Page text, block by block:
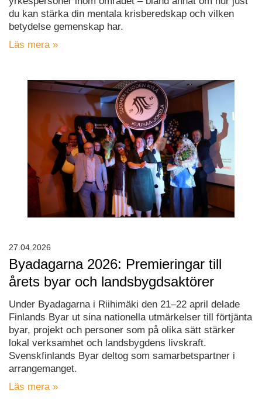
du kan stärka din mentala krisberedskap och vilken
betydelse gemenskap har.
Läs mera »
Byadagarna 2026: Premieringar till
årets byar och landsbygdsaktörer
Under Byadagarna i Riihimäki den 21–22 april delade
Finlands Byar ut sina nationella utmärkelser till förtjänta
byar, projekt och personer som på olika sätt stärker
lokal verksamhet och landsbygdens livskraft.
Svenskfinlands Byar deltog som samarbetspartner i
arrangemanget.
Läs mera »
27.04.2026